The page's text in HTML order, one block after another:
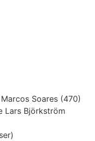
Soares (470)
Lars Björkström